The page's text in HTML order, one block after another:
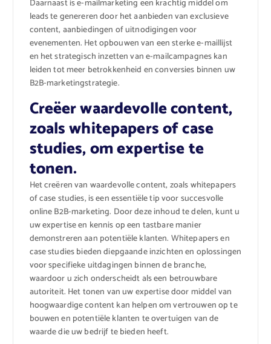
Daarnaast is e-mailmarketing een krachtig middel om
leads te genereren door het aanbieden van exclusieve
content, aanbiedingen of uitnodigingen voor
evenementen. Het opbouwen van een sterke e-maillijst
en het strategisch inzetten van e-mailcampagnes kan
leiden tot meer betrokkenheid en conversies binnen uw
B2B-marketingstrategie.
Creëer waardevolle content,
zoals whitepapers of case
studies, om expertise te
tonen.
Het creëren van waardevolle content, zoals whitepapers
of case studies, is een essentiële tip voor succesvolle
online B2B-marketing. Door deze inhoud te delen, kunt u
uw expertise en kennis op een tastbare manier
demonstreren aan potentiële klanten. Whitepapers en
case studies bieden diepgaande inzichten en oplossingen
voor specifieke uitdagingen binnen de branche,
waardoor u zich onderscheidt als een betrouwbare
autoriteit. Het tonen van uw expertise door middel van
hoogwaardige content kan helpen om vertrouwen op te
bouwen en potentiële klanten te overtuigen van de
waarde die uw bedrijf te bieden heeft.